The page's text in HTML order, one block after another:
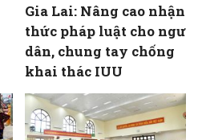
Gia Lai: Nâng cao nhận
thức pháp luật cho ngư
dân, chung tay chống
khai thác IUU